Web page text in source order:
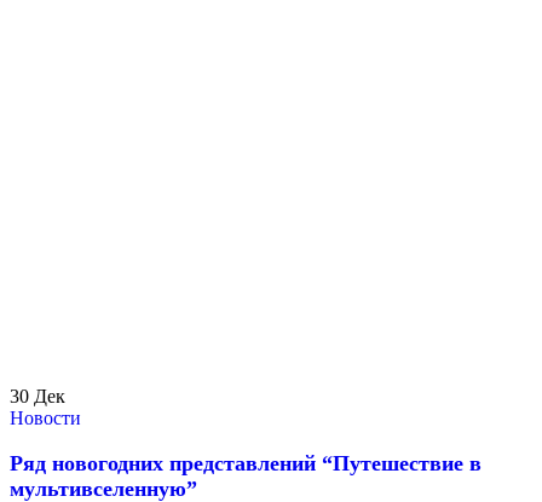
30 Дек
Новости
Ряд новогодних представлений “Путешествие в
мультивселенную”